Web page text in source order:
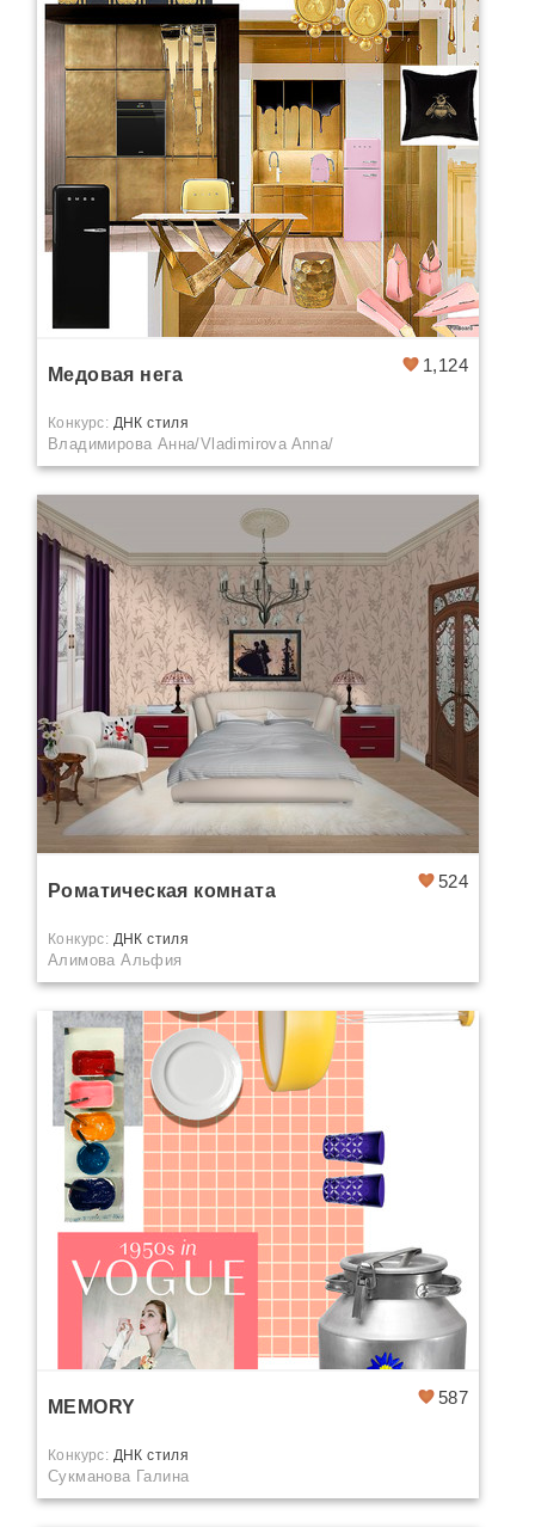
1,124
Медовая нега
Конкурс: ДНК стиля
Владимирова Анна/Vladimirova Anna/
524
Роматическая комната
Конкурс: ДНК стиля
Алимова Альфия
587
MEMORY
Конкурс: ДНК стиля
Сукманова Галина